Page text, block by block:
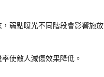
弱點曝光不同階段會影響施放
使敵人減傷效果降低。